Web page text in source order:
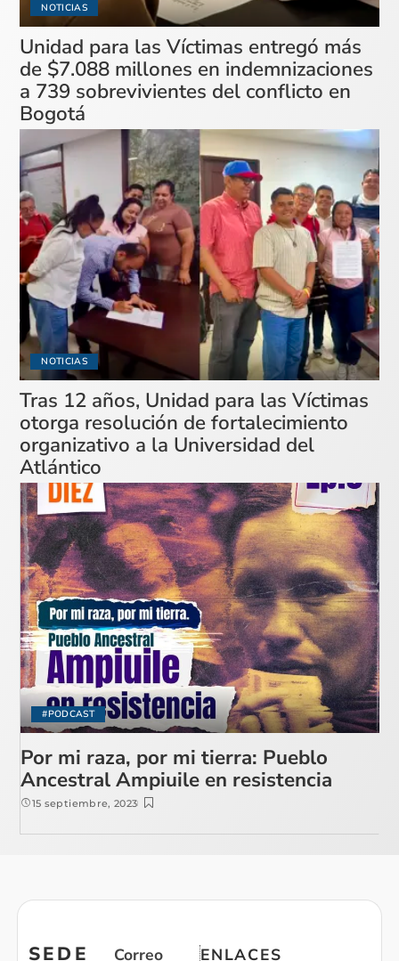
NOTICIAS
Unidad para las Víctimas entregó más
de $7.088 millones en indemnizaciones
a 739 sobrevivientes del conflicto en
Bogotá
NOTICIAS
Tras 12 años, Unidad para las Víctimas
otorga resolución de fortalecimiento
organizativo a la Universidad del
Atlántico
#PODCAST
Por mi raza, por mi tierra: Pueblo
Ancestral Ampiuile en resistencia
15 septiembre, 2023
SEDE
Correo
ENLACES